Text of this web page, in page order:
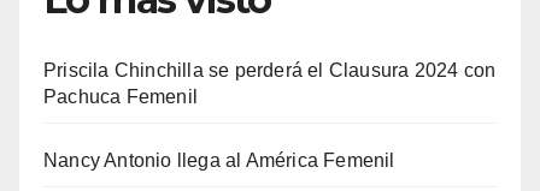
Priscila Chinchilla se perderá el Clausura 2024 con
Pachuca Femenil
Nancy Antonio llega al América Femenil